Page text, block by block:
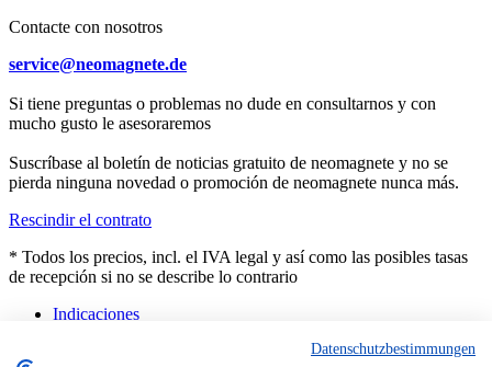
Contacte con nosotros
service@neomagnete.de
Si tiene preguntas o problemas no dude en consultarnos y con
mucho gusto le asesoraremos
Suscríbase al boletín de noticias gratuito de neomagnete y no se
pierda ninguna novedad o promoción de neomagnete nunca más.
Rescindir el contrato
* Todos los precios, incl. el IVA legal y así como las posibles tasas
de recepción si no se describe lo contrario
Indicaciones
Datenschutzbestimmungen